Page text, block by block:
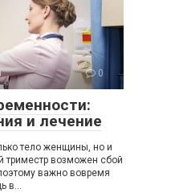
0
и лечение
тело женщины, но и
триместр возможен сбой
важно вовремя
в…